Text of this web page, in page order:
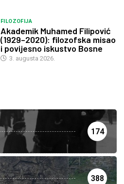
FILOZOFIJA
Akademik Muhamed Filipović
(1929–2020): filozofska misao
i povijesno iskustvo Bosne
3. augusta 2026.
174
388